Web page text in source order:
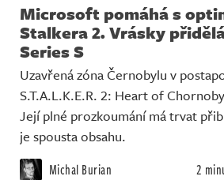
Microsoft pomáhá s
Stalkera 2. Vrásky
Series S
Uzavřená zóna Černobylu v
S.T.A.L.K.E.R. 2: Heart of
Její plné prozkoumání má trvat
je spousta obsahu.
Michal Burian 2